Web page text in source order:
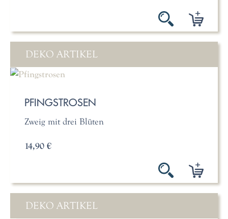
DEKO ARTIKEL
PFINGSTROSEN
Zweig mit drei Blüten
14,90 €
DEKO ARTIKEL